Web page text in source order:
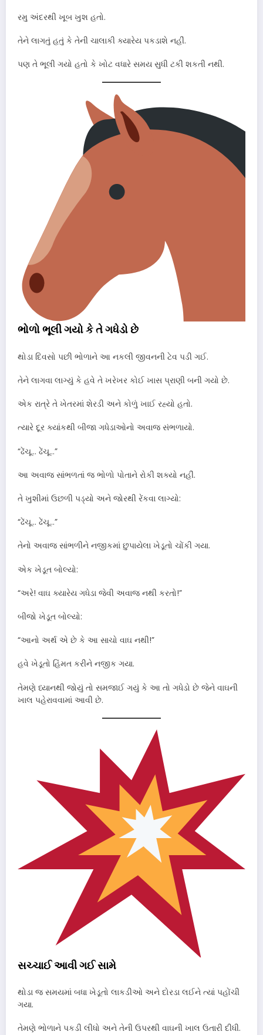
રમુ અંદરથી ખૂબ ખુશ હતો.
તેને લાગતું હતું કે તેની ચાલાકી ક્યારેય પકડાશે નહીં.
પણ તે ભૂલી ગયો હતો કે ખોટ વધારે સમય સુધી ટકી શકતી નથી.
ભોળો ભૂલી ગયો કે તે ગધેડો છે
થોડા દિવસો પછી ભોળાને આ નકલી જીવનની ટેવ પડી ગઈ.
તેને લાગવા લાગ્યું કે હવે તે ખરેખર કોઈ ખાસ પ્રાણી બની ગયો છે.
એક રાત્રે તે ખેતરમાં શેરડી અને કોળું ખાઈ રહ્યો હતો.
ત્યારે દૂર ક્યાંકથી બીજા ગધેડાઓનો અવાજ સંભળાયો.
“ઢેંચૂ… ઢેંચૂ…”
આ અવાજ સાંભળતાં જ ભોળો પોતાને રોકી શક્યો નહીં.
તે ખુશીમાં ઉછળી પડ્યો અને જોરથી રેંકવા લાગ્યો:
“ઢેંચૂ… ઢેંચૂ…”
તેનો અવાજ સાંભળીને નજીકમાં છુપાયેલા ખેડૂતો ચોંકી ગયા.
એક ખેડૂત બોલ્યો:
“અરે! વાઘ ક્યારેય ગધેડા જેવી અવાજ નથી કરતો!”
બીજો ખેડૂત બોલ્યો:
“આનો અર્થ એ છે કે આ સાચો વાઘ નથી!”
હવે ખેડૂતો હિંમત કરીને નજીક ગયા.
તેમણે ધ્યાનથી જોયું તો સમજાઈ ગયું કે આ તો ગધેડો છે જેને વાઘની
ખાલ પહેરાવવામાં આવી છે.
સચ્ચાઈ આવી ગઈ સામે
થોડા જ સમયમાં બધા ખેડૂતો લાકડીઓ અને દોરડા લઈને ત્યાં પહોંચી
ગયા.
તેમણે ભોળાને પકડી લીધો અને તેની ઉપરથી વાઘની ખાલ ઉતારી દીધી.